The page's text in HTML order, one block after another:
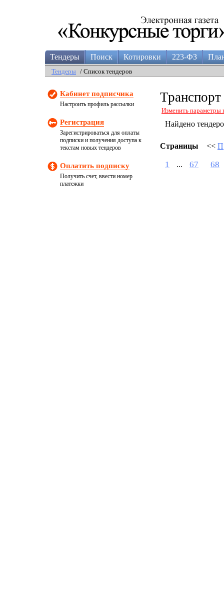
Тендеры Поиск Котировки 223-ФЗ
Тендеры / Список тендеров
Кабинет подписчика
Настроить профиль рассылки
Регистрация
Зарегистрироваться для оплаты
подписки и получения доступа к
текстам новых тендеров
Оплатить подписку
Получить счет, ввести номер
платежки
Транспорт
Изменить параметры
Найдено
Страницы <<
1 ... 67 68